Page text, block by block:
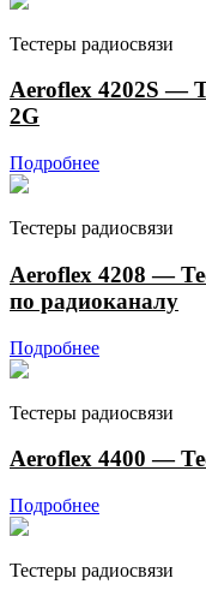
Тестеры радиосвязи
Aeroflex 4202S —
2G
Подробнее
Тестеры радиосвязи
Aeroflex 4208 —
по радиоканалу
Подробнее
Тестеры радиосвязи
Aeroflex 4400 —
Подробнее
Тестеры радиосвязи